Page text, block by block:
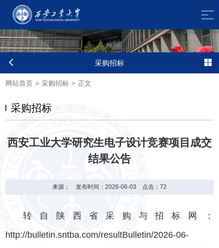
采购招标
采购招标
网站首页 > 采购招标 > 正文
西安工业大学研究生电子设计竞赛项目成交
结果公告
来源： 发布时间：2026-06-03 点击： 72
转自陕西省采购与招标网：
http://bulletin.sntba.com/resultBulletin/2026-06-